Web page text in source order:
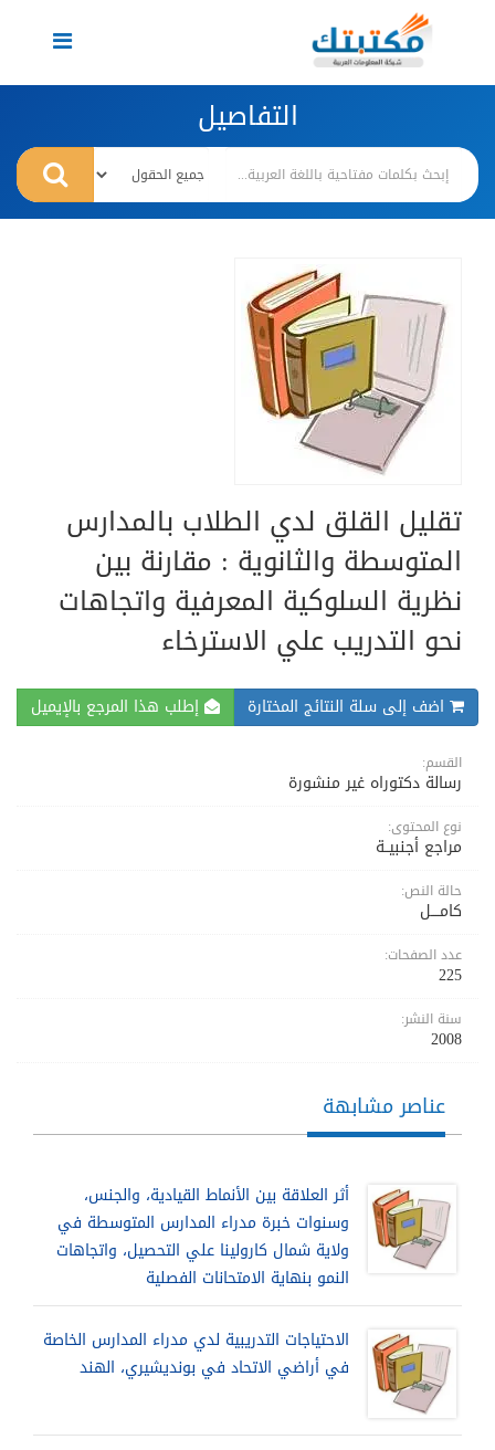
Toggle
navigation
التفاصيل
تقليل القلق لدي الطلاب بالمدارس
المتوسطة والثانوية : مقارنة بين
نظرية السلوكية المعرفية واتجاهات
نحو التدريب علي الاسترخاء
اضف إلى سلة النتائج المختارة إطلب هذا المرجع بالإيميل
القسم:
رسالة دكتوراه غير منشورة
نوع المحتوى:
مراجع أجنبيــة
حالة النص:
كامــــل
عدد الصفحات:
225
سنة النشر:
2008
عناصر مشابهة
أثر العلاقة بين الأنماط القيادية، والجنس،
وسنوات خبرة مدراء المدارس المتوسطة في
ولاية شمال كارولينا علي التحصيل، واتجاهات
النمو بنهاية الامتحانات الفصلية
الاحتياجات التدريبية لدي مدراء المدارس الخاصة
في أراضي الاتحاد في بونديشيري، الهند